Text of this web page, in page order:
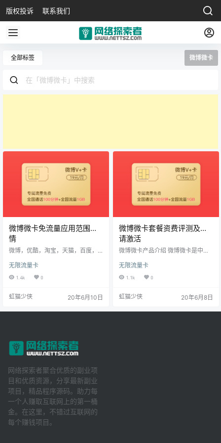
版权投诉 联系我们
全部标签 微博微卡
微博微卡免流量应用范围详
情
微博，优酷，淘宝，天猫，百度，
乐(原百度音乐，新增~，需激活免
流)、百度网盘(新增~，需超级会员
库、百度翻译、百度理财、百度百
【特权】-【免流量特权】-【百度
直播、手机淘宝和天猫的手机…
无限流量卡
1.4k 0
虹猫少侠 20年6月10日
微博微卡套餐资费评测及申
请激活
微博微卡产品介绍 微博微卡是中国
用微博微卡随时随地享专属应用免
流量特权。 免流应用及特权 •免流
微博微卡免流量应用范围详情 •免费
免费申请送货上门。 •流量放心用
无限流量卡
1.1k 0
虹猫少侠 20年6月8日
网络探索者聚合优质的副业项
目和优质资源，分享最新副业
项目，精品程序源码。助力每
一个人赚取互联网上的第一桶
金。在这里，不错过互联网的
每个赚钱项目。